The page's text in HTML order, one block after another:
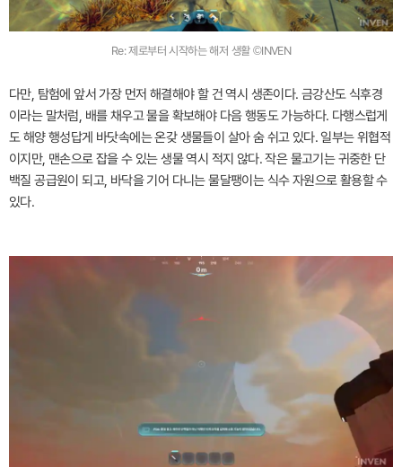
Re: 제로부터 시작하는 해저 생활 ©INVEN
다만, 탐험에 앞서 가장 먼저 해결해야 할 건 역시 생존이다. 금강산도 식후경
이라는 말처럼, 배를 채우고 물을 확보해야 다음 행동도 가능하다. 다행스럽게
도 해양 행성답게 바닷속에는 온갖 생물들이 살아 숨 쉬고 있다. 일부는 위협적
이지만, 맨손으로 잡을 수 있는 생물 역시 적지 않다. 작은 물고기는 귀중한 단
백질 공급원이 되고, 바닥을 기어 다니는 물달팽이는 식수 자원으로 활용할 수
있다.